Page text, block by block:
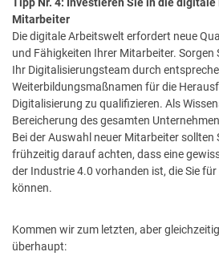
Mitarbeiter
Die digitale Arbeitswelt erfordert neue
und Fähigkeiten Ihrer Mitarbeiter. Sorgen
Ihr Digitalisierungsteam durch
Weiterbildungsmaßnamen für die
Digitalisierung zu qualifizieren. Als
Bereicherung des gesamten
Bei der Auswahl neuer Mitarbeiter sollten
frühzeitig darauf achten, dass eine
der Industrie 4.0 vorhanden ist, die Sie
können.
Kommen wir zum letzten, aber
überhaupt: